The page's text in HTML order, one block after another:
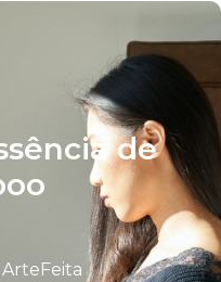
de
ArteFeita